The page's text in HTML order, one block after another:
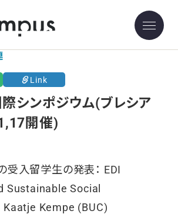
Link
シンポジウム(ブレシア
開催)
受入留学生の発表： EDI
Sustainable Social
Kempe (BUC)